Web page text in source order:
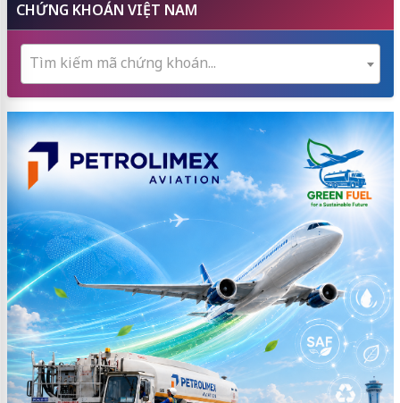
CHỨNG KHOÁN VIỆT NAM
Tìm kiếm mã chứng khoán...